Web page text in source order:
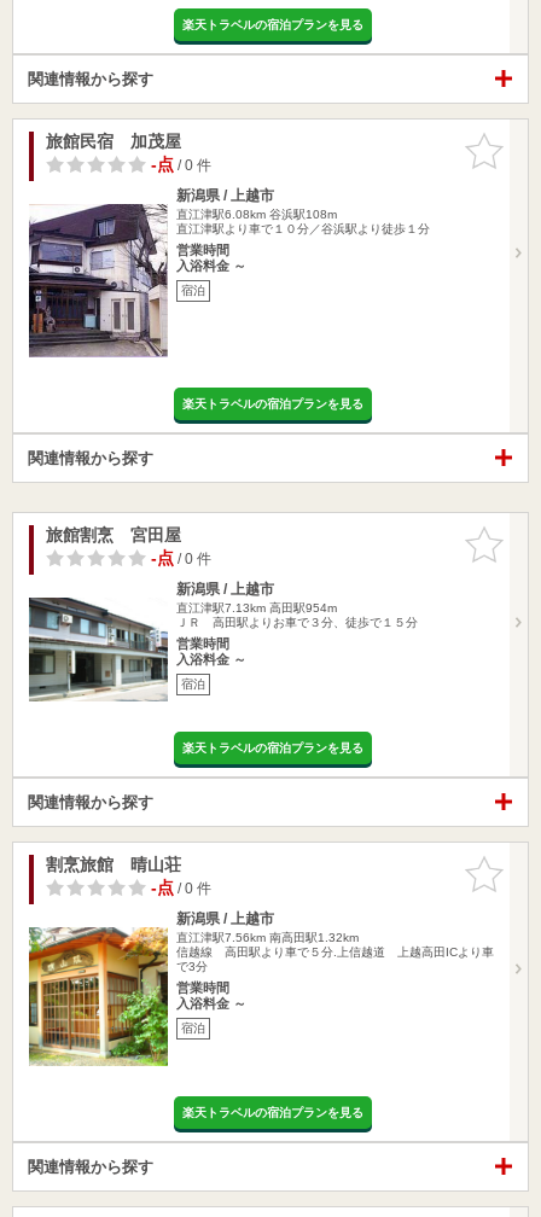
楽天トラベルの宿泊プランを見る
関連情報から探す
お気に入
りに追加
旅館民宿 加茂屋
-点/ 0 件
新潟県 / 上越市
直江津駅6.08km 谷浜駅108m
直江津駅より車で１０分／谷浜駅より徒歩１分
営業時間
入浴料金 ～
宿泊
楽天トラベルの宿泊プランを見る
関連情報から探す
お気に入
りに追加
旅館割烹 宮田屋
-点/ 0 件
新潟県 / 上越市
直江津駅7.13km 高田駅954m
ＪＲ 高田駅よりお車で３分、徒歩で１５分
営業時間
入浴料金 ～
宿泊
楽天トラベルの宿泊プランを見る
関連情報から探す
お気に入
りに追加
割烹旅館 晴山荘
-点/ 0 件
新潟県 / 上越市
直江津駅7.56km 南高田駅1.32km
信越線 高田駅より車で５分.上信越道 上越高田ICより車
で3分
営業時間
入浴料金 ～
宿泊
楽天トラベルの宿泊プランを見る
関連情報から探す